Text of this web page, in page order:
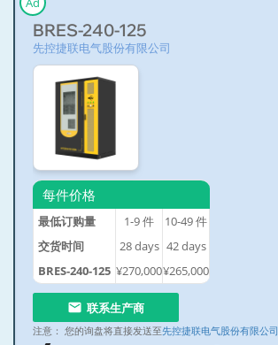
BRES-240-125
先控捷联电气股份有限公司
每件价格
最低订购量 1-9件 10-49件
交货时间
28days 42days
BRES-240-125 ¥270,000¥265,000
联系生产商
注意： 您的询盘将直接发送至先控捷联电气股份有限公司